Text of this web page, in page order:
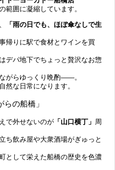
範囲に凝縮しています。
「雨の日でも、ほぼ傘なしで生
帰りに駅で食材とワインを買
デパ地下でちょっと贅沢なお惣
がらゆっくり晩酌――。
然な日常になります。
の船橋」
で外せないのが 「山口横丁」 周
ち飲み屋や大衆酒場がぎゅっと
として栄えた船橋の歴史を色濃